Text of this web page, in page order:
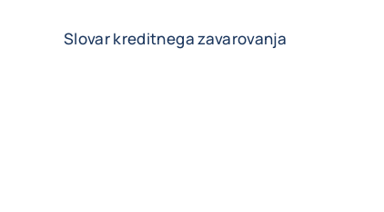
Slovar kreditnega zavarovanja